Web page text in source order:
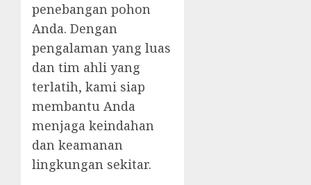
penebangan pohon
Anda. Dengan
pengalaman yang luas
dan tim ahli yang
terlatih, kami siap
membantu Anda
menjaga keindahan
dan keamanan
lingkungan sekitar.